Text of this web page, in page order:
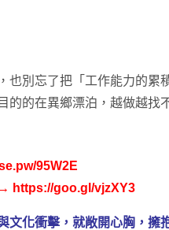
也別忘了把「工作能力的累
的的在異鄉漂泊，越做越找
95W2E
→ https://goo.gl/vjzXY3
文化衝擊，就敞開心胸，擁